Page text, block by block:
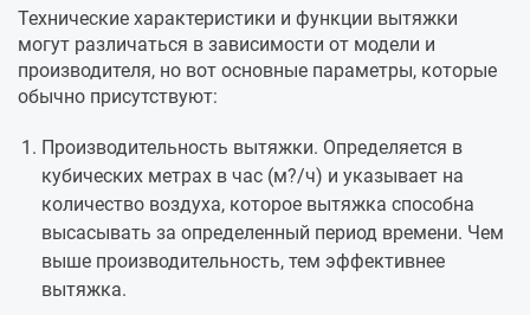
Технические характеристики и функции вытяжки
могут различаться в зависимости от модели и
производителя, но вот основные параметры, которые
обычно присутствуют:
Производительность вытяжки. Определяется в
кубических метрах в час (м?/ч) и указывает на
количество воздуха, которое вытяжка способна
высасывать за определенный период времени. Чем
выше производительность, тем эффективнее
вытяжка.